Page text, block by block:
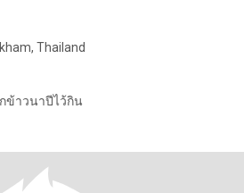
Thailand
ข้าวนาปีไว้กิน